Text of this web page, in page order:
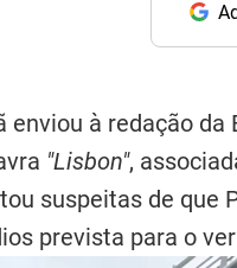
enviou à redação
"Lisbon",
suspeitas de que
prevista para o